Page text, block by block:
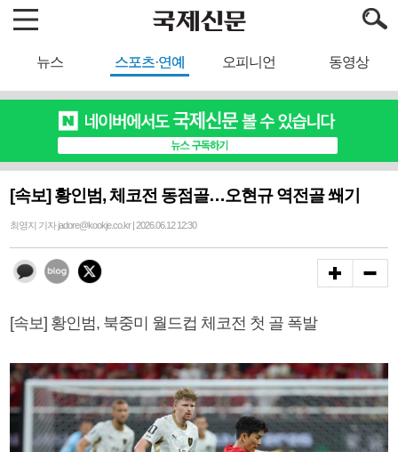
뉴스 스포츠·연예 오피니언 동영상
[속보] 황인범, 체코전 동점골…오현규 역전골 쐐기
최영지 기자 jadore@kookje.co.kr | 2026.06.12 12:30
[속보] 황인범, 북중미 월드컵 체코전 첫 골 폭발